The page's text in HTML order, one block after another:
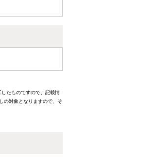
たものですので、記載情
の対象となりますので、そ